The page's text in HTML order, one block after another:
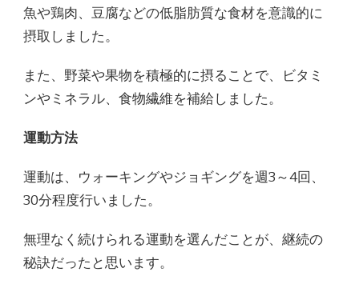
魚や鶏肉、豆腐などの低脂肪質な食材を意識的に
摂取しました。
また、野菜や果物を積極的に摂ることで、ビタミ
ンやミネラル、食物繊維を補給しました。
運動方法
運動は、ウォーキングやジョギングを週3～4回、
30分程度行いました。
無理なく続けられる運動を選んだことが、継続の
秘訣だったと思います。